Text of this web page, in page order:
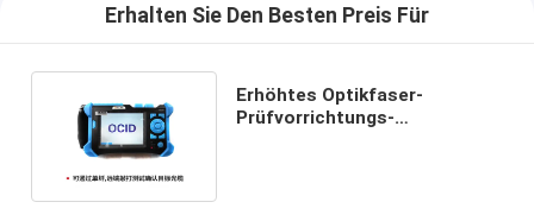
Erhalten Sie Den Besten Preis Für
Erhöhtes Optikfaser-
Prüfvorrichtungs-